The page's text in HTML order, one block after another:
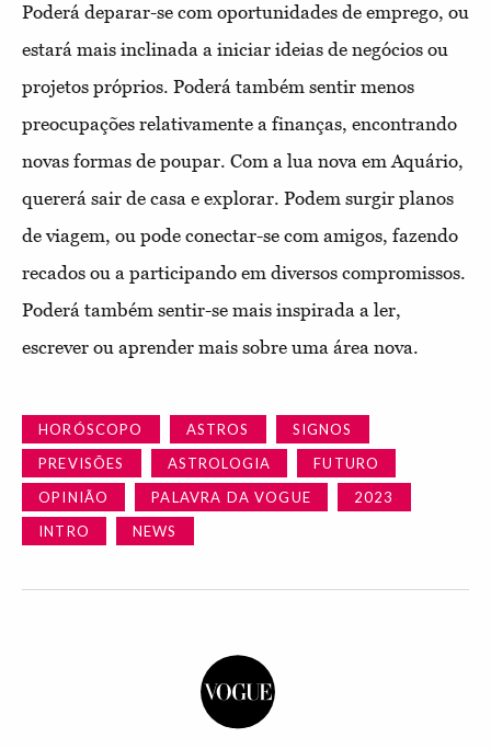
Poderá deparar-se com oportunidades de emprego, ou
estará mais inclinada a iniciar ideias de negócios ou
projetos próprios. Poderá também sentir menos
preocupações relativamente a finanças, encontrando
novas formas de poupar. Com a lua nova em Aquário,
quererá sair de casa e explorar. Podem surgir planos
de viagem, ou pode conectar-se com amigos, fazendo
recados ou a participando em diversos compromissos.
Poderá também sentir-se mais inspirada a ler,
escrever ou aprender mais sobre uma área nova.
HORÓSCOPO ASTROS
SIGNOS
PREVISÕES
ASTROLOGIA
FUTURO
OPINIÃO
PALAVRA DA VOGUE
2023
INTRO
NEWS